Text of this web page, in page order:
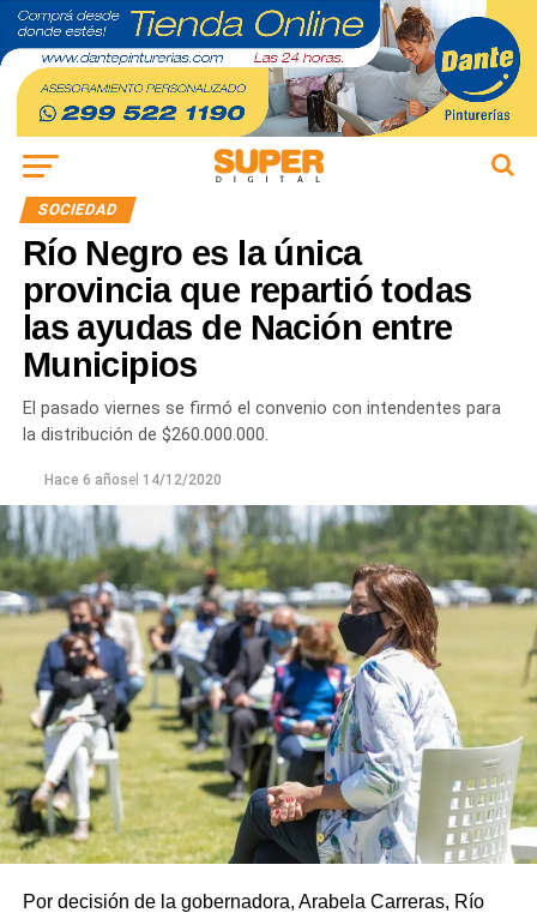
SOCIEDAD
Río Negro es la única
provincia que repartió todas
las ayudas de Nación entre
Municipios
El pasado viernes se firmó el convenio con intendentes para
la distribución de $260.000.000.
Hace 6 añosel 14/12/2020
Por decisión de la gobernadora, Arabela Carreras, Río